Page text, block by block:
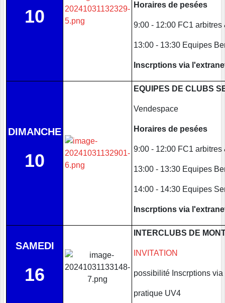
10
Horaires de pesées
9:00 - 12:00 FC1 arbitres
13:00 - 13:30 Equipes
Inscrptions via
DIMANCHE
10
EQUIPES DE CLUBS
Vendespace
Horaires de pesées
9:00 - 12:00 FC1 arbitres
13:00 - 13:30 Equipes
14:00 - 14:30 Equipes
Inscrptions via
SAMEDI
16
INTERCLUBS DE
INVITATION
possibilité Inscrptions via
pratique UV4